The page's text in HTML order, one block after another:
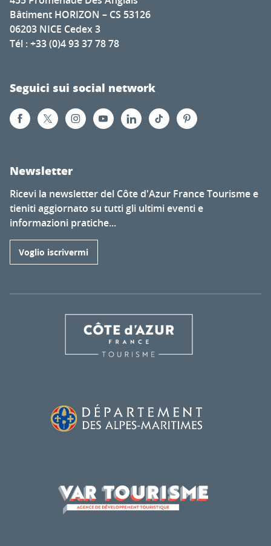
Bâtiment HORIZON – CS 53126
06203 NICE Cedex 3
Tél : +33 (0)4 93 37 78 78
Seguici sui social network
Newsletter
Ricevi la newsletter del Côte d'Azur France Tourisme e
tieniti aggiornato su tutti gli ultimi eventi e
informazioni pratiche...
Voglio iscrivermi